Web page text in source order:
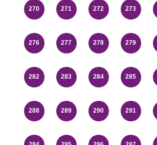
270 271 272 273
276 277 278 279
282 283 284 285
288 289 290 291